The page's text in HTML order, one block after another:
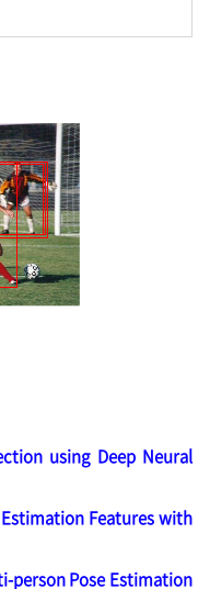
using Deep Neural
Estimation Features with
person Pose Estimation